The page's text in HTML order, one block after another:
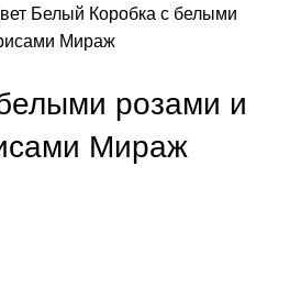
Белый Коробка с белыми
Мираж
розами и
Мираж